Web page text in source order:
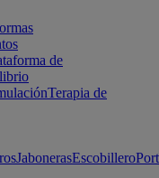
de
Terapia de
JabonerasEscobillero